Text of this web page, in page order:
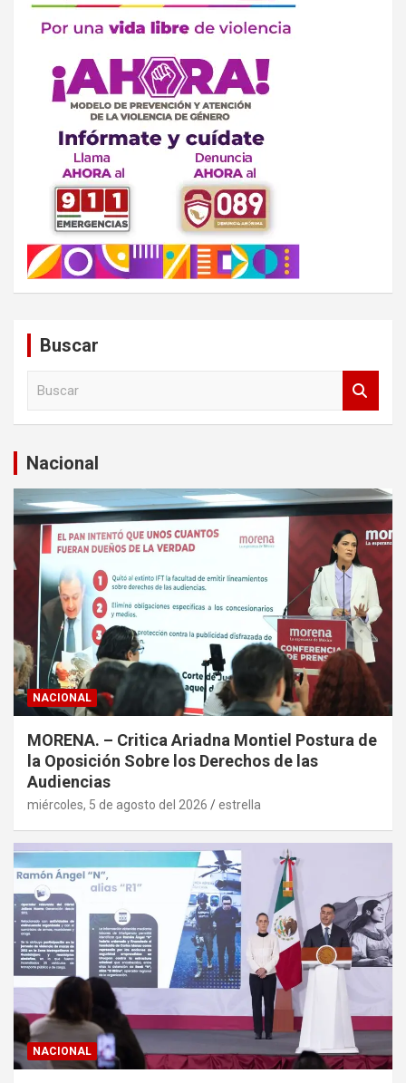
Buscar
a
r
Nacional
NACIONAL
MORENA. – Critica Ariadna Montiel Postura de
la Oposición Sobre los Derechos de las
Audiencias
miércoles, 5 de agosto del 2026 estrella
NACIONAL